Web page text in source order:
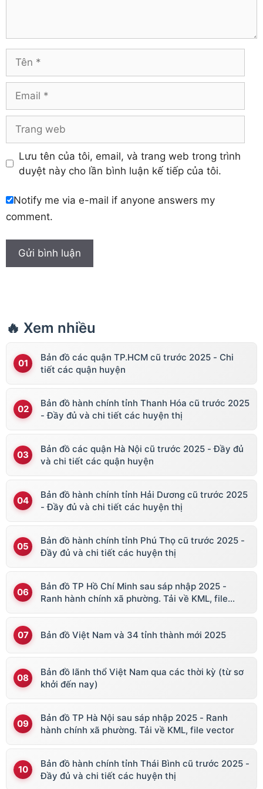
Hậu Giang
Hưng Yên
Khánh Hòa
Vĩnh Phúc
web
Lưu tên của tôi, email, và trang web trong trình
duyệt này cho lần bình luận kế tiếp của tôi.
Notify me via e-mail if anyone answers my
comment.
🔥 Xem nhiều
Bản đồ các quận TP.HCM cũ trước 2025 - Chi
tiết các quận huyện
Bản đồ hành chính tỉnh Thanh Hóa cũ trước 2025
- Đầy đủ và chi tiết các huyện thị
Bản đồ các quận Hà Nội cũ trước 2025 - Đầy đủ
và chi tiết các quận huyện
Bản đồ hành chính tỉnh Hải Dương cũ trước 2025
- Đầy đủ và chi tiết các huyện thị
Bản đồ hành chính tỉnh Phú Thọ cũ trước 2025 -
Đầy đủ và chi tiết các huyện thị
Bản đồ TP Hồ Chí Minh sau sáp nhập 2025 -
Ranh hành chính xã phường. Tải về KML, file
Bản đồ Việt Nam và 34 tỉnh thành mới 2025
Bản đồ lãnh thổ Việt Nam qua các thời kỳ (từ sơ
khởi đến nay)
Bản đồ TP Hà Nội sau sáp nhập 2025 - Ranh
hành chính xã phường. Tải về KML, file vector
Bản đồ hành chính tỉnh Thái Bình cũ trước 2025 -
Đầy đủ và chi tiết các huyện thị